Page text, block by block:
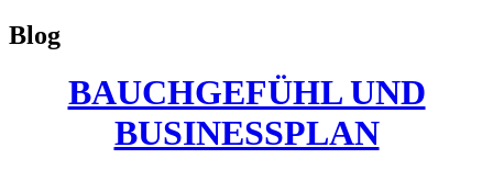
Blog
BAUCHGEFÜHL UND
BUSINESSPLAN